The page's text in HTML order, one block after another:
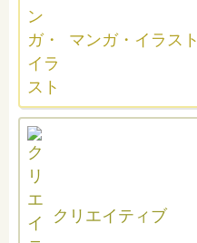
マンガ・イラスト
クリエイティブ